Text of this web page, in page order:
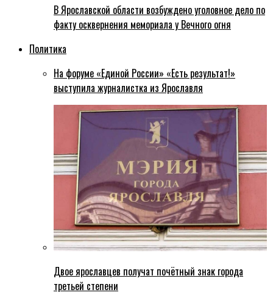
В Ярославской области возбуждено уголовное дело по
факту осквернения мемориала у Вечного огня
Политика
На форуме «Единой России» «Есть результат!»
выступила журналистка из Ярославля
Двое ярославцев получат почётный знак города
третьей степени